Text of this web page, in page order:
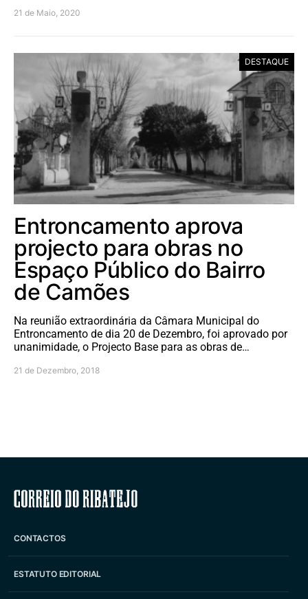
21 de Maio, 2020
DESTAQUE
Entroncamento aprova
projecto para obras no
Espaço Público do Bairro
de Camões
Na reunião extraordinária da Câmara Municipal do
Entroncamento de dia 20 de Dezembro, foi aprovado por
unanimidade, o Projecto Base para as obras de…
21 de Dezembro, 2018
Correio do Ribatejo
CONTACTOS
ESTATUTO EDITORIAL